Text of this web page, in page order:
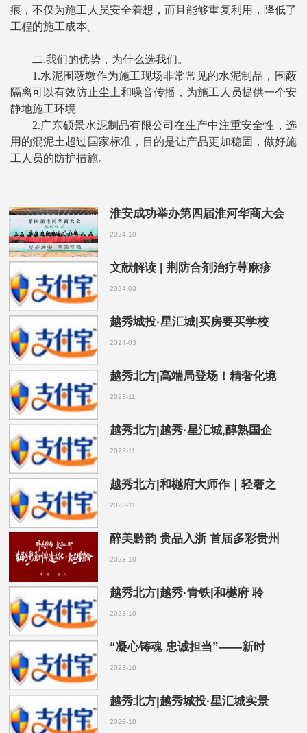
痕，不仅为施工人员安全着想，而且能够重复利用，降低了
工程的施工成本。
二.我们的优势，为什么选我们。
1.水泥围蔽墩作为施工现场非常常见的水泥制品，围蔽
隔离可以有效防止尘土和噪音传播，为施工人员提供一个安
静地施工环境
2.广东硕景水泥制品有限公司在生产中注重安全性，选
用的混泥土超过国家标准，目的是让产品更加稳固，做好施
工人员的防护措施。
淮安成功举办第四届淮河华商大会
2024-10
文献解读 | 荆防合剂治疗荨麻疹
2024-03
越秀城投·星汇城|买房要买学校
2024-03
越秀北方|高端局登场！精奢化境
2023-11
越秀北方|越秀·星汇城,醇熟国企
2023-11
越秀北方|和樾府大师作｜轻奢之
2023-11
醉美黔韵 贵品入浙 首届多彩贵州
2023-10
越秀北方|越秀·青铁|和樾府 聆
2023-10
“凝心铸魂 忠诚担当”——新时
2023-10
越秀北方|越秀城投·星汇城实景
2023-10